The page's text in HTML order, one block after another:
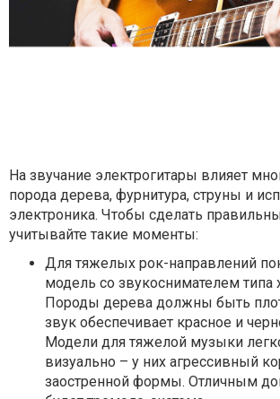
На звучание электрогитары влияет
порода дерева, фурнитура, струны и
электроника. Чтобы сделать
учитывайте такие моменты:
Для тяжелых рок-направлений
модель со звукоснимателем типа
Породы дерева должны быть
звук обеспечивает красное и
Модели для тяжелой музыки
визуально – у них агрессивный
заостренной формы. Отличным